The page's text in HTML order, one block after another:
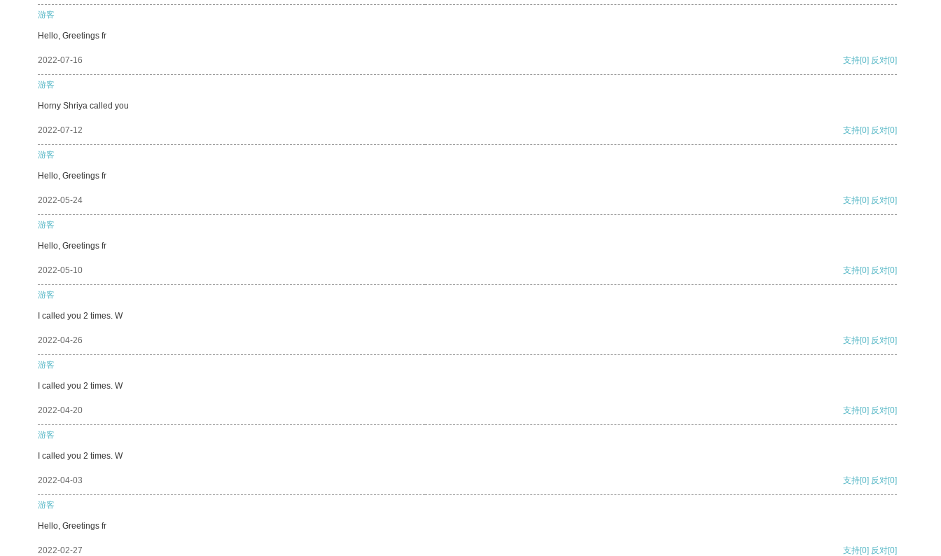
游客
Hello, Greetings fr
2022-07-16 支持[0] 反对[0]
游客
Horny Shriya called you
2022-07-12 支持[0] 反对[0]
游客
Hello, Greetings fr
2022-05-24 支持[0] 反对[0]
游客
Hello, Greetings fr
2022-05-10 支持[0] 反对[0]
游客
I called you 2 times. W
2022-04-26 支持[0] 反对[0]
游客
I called you 2 times. W
2022-04-20 支持[0] 反对[0]
游客
I called you 2 times. W
2022-04-03 支持[0] 反对[0]
游客
Hello, Greetings fr
2022-02-27 支持[0] 反对[0]